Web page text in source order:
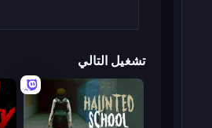
تشغيل التالي